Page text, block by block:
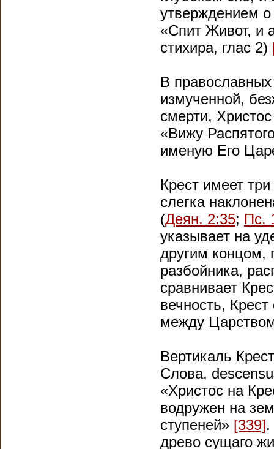
утверждением о
«Спит Живот, и
стихира, глас 2)
В православных
измученной,
смерти,
«Вижу
именую Его
Крест имеет
слегка
(Деян. 2:35; Пс.
указывает на
другим концом,
разбойника,
сравнивает
вечность,
между
Вертикаль
Слова,
«Христос на
водружен на
ступеней» [339]
древо сущаго